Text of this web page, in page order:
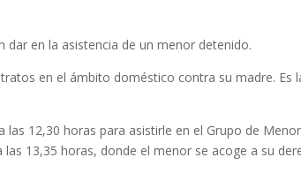
en la asistencia de un menor detenido.
en el ámbito doméstico contra su madre. Es
12,30 horas para asistirle en el Grupo de
13,35 horas, donde el menor se acoge a su